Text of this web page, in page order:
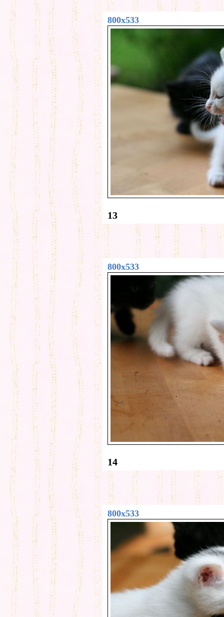
800x533
13
800x533
14
800x533